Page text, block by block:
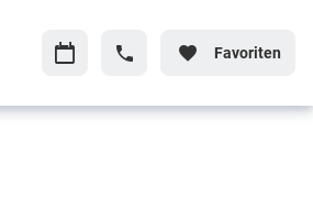
Favoriten